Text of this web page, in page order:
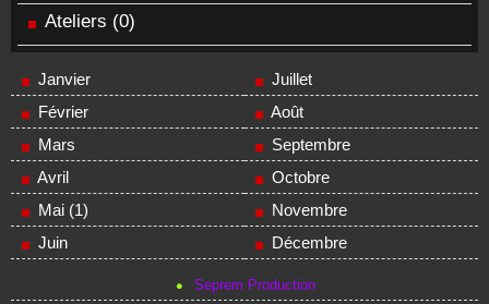
Ateliers (0)
Janvier
Février
Mars
Avril
Mai (1)
Juin
Juillet
Août
Septembre
Octobre
Novembre
Décembre
Seprem Production